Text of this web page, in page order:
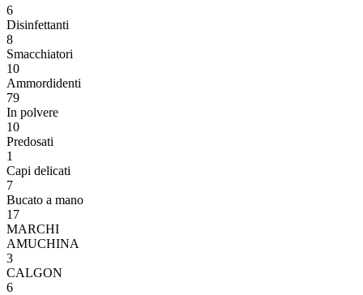
6
Disinfettanti
8
Smacchiatori
10
Ammordidenti
79
In polvere
10
Predosati
1
Capi delicati
7
Bucato a mano
17
MARCHI
AMUCHINA
3
CALGON
6